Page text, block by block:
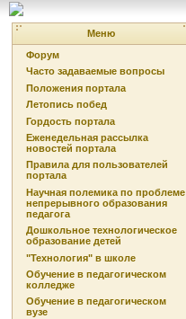
Меню
Форум
Часто задаваемые вопросы
Положения портала
Летопись побед
Гордость портала
Еженедельная рассылка
новостей портала
Правила для пользователей
портала
Научная полемика по проблеме
непрерывного образования
педагога
Дошкольное технологическое
образование детей
"Технология" в школе
Обучение в педагогическом
колледже
Обучение в педагогическом
вузе